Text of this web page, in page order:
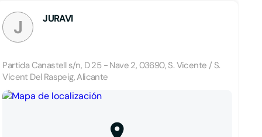
J JURAVI
Partida Canastell s/n, D 25 - Nave 2, 03690, S. Vicente / S.
Vicent Del Raspeig, Alicante